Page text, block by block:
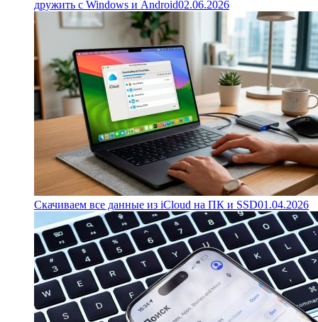
дружить с Windows и Android02.06.2026
Скачиваем все данные из iCloud на ПК и SSD01.04.2026